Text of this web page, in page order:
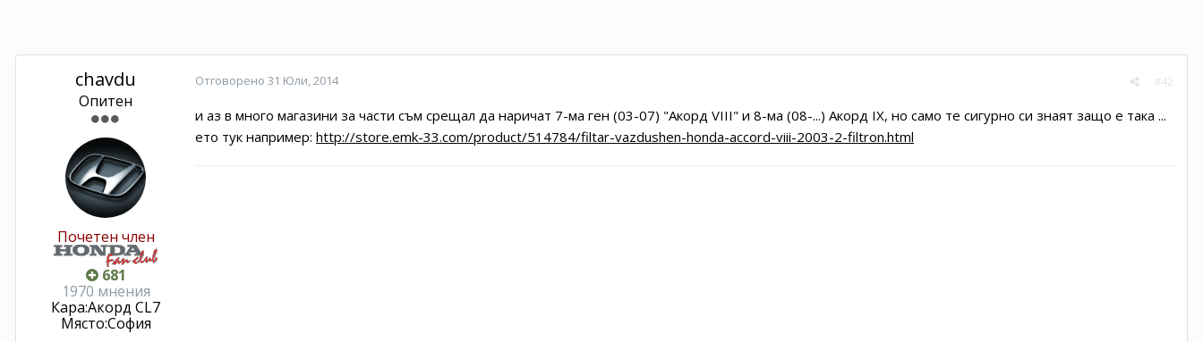
chavdu
Опитен
Почетен член
681
1970 мнения
Кара:Акорд CL7
Място:София
#42
Отговорено 31 Юли, 2014
и аз в много магазини за части съм срещал да наричат 7-ма ген (03-07) "Акорд VIII" и 8-ма (08-...) Акорд IX, но само те сигурно си знаят защо е така ...
ето тук например: http://store.emk-33.com/product/514784/filtar-vazdushen-honda-accord-viii-2003-2-filtron.html